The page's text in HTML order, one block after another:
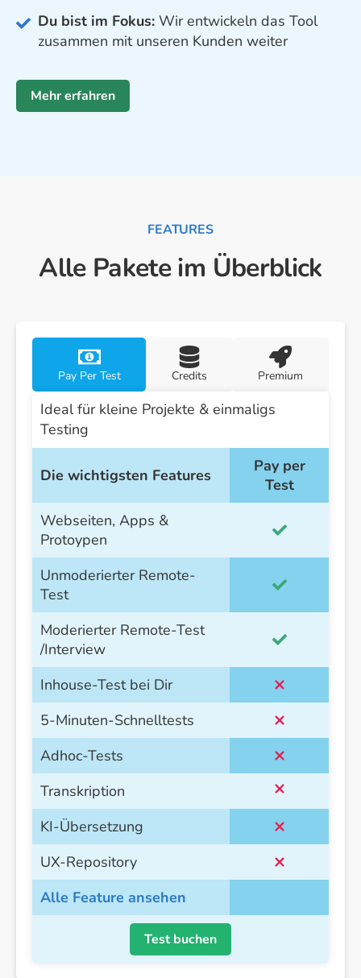
Du bist im Fokus: Wir entwickeln das Tool
zusammen mit unseren Kunden weiter
Mehr erfahren
FEATURES
Alle Pakete im Überblick
Pay Per Test Credits Premium
Ideal für kleine Projekte & einmaligs
Testing
Die wichtigsten Features
Pay per
Test
Webseiten, Apps &
Protoypen
Unmoderierter Remote-
Test
Moderierter Remote-Test
/Interview
Inhouse-Test bei Dir
5-Minuten-Schnelltests
Adhoc-Tests
Transkription
KI-Übersetzung
UX-Repository
Alle Feature ansehen
Test buchen